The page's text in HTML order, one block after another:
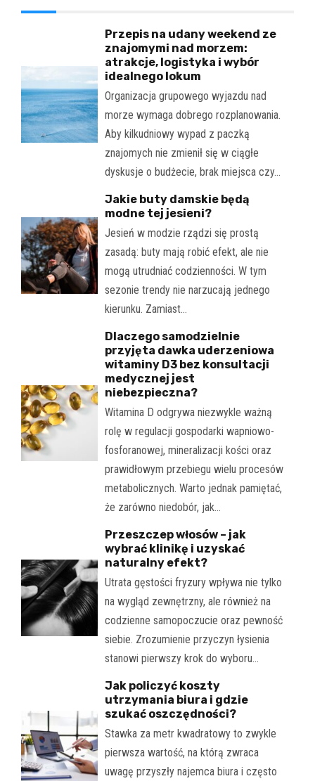
Przepis na udany weekend ze
znajomymi nad morzem:
atrakcje, logistyka i wybór
idealnego lokum
Organizacja grupowego wyjazdu nad
morze wymaga dobrego rozplanowania.
Aby kilkudniowy wypad z paczką
znajomych nie zmienił się w ciągłe
dyskusje o budżecie, brak miejsca czy…
Jakie buty damskie będą
modne tej jesieni?
Jesień w modzie rządzi się prostą
zasadą: buty mają robić efekt, ale nie
mogą utrudniać codzienności. W tym
sezonie trendy nie narzucają jednego
kierunku. Zamiast…
Dlaczego samodzielnie
przyjęta dawka uderzeniowa
witaminy D3 bez konsultacji
medycznej jest
niebezpieczna?
Witamina D odgrywa niezwykle ważną
rolę w regulacji gospodarki wapniowo-
fosforanowej, mineralizacji kości oraz
prawidłowym przebiegu wielu procesów
metabolicznych. Warto jednak pamiętać,
że zarówno niedobór, jak…
Przeszczep włosów – jak
wybrać klinikę i uzyskać
naturalny efekt?
Utrata gęstości fryzury wpływa nie tylko
na wygląd zewnętrzny, ale również na
codzienne samopoczucie oraz pewność
siebie. Zrozumienie przyczyn łysienia
stanowi pierwszy krok do wyboru…
Jak policzyć koszty
utrzymania biura i gdzie
szukać oszczędności?
Stawka za metr kwadratowy to zwykle
pierwsza wartość, na którą zwraca
uwagę przyszły najemca biura i często